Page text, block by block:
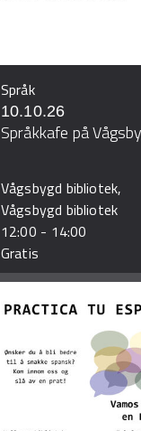
Språk
10.10.26
Språkkafe på
Vågsbygd bibliotek,
Vågsbygd bibliotek
12:00 - 14:00
Gratis